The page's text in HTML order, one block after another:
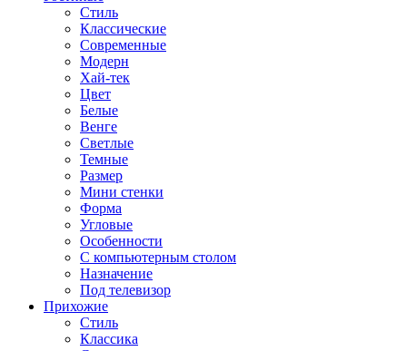
Стиль
Классические
Современные
Модерн
Хай-тек
Цвет
Белые
Венге
Светлые
Темные
Размер
Мини стенки
Форма
Угловые
Особенности
С компьютерным столом
Назначение
Под телевизор
Прихожие
Стиль
Классика